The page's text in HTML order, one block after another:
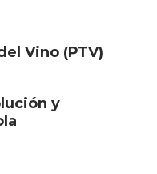
Vino (PTV)
y